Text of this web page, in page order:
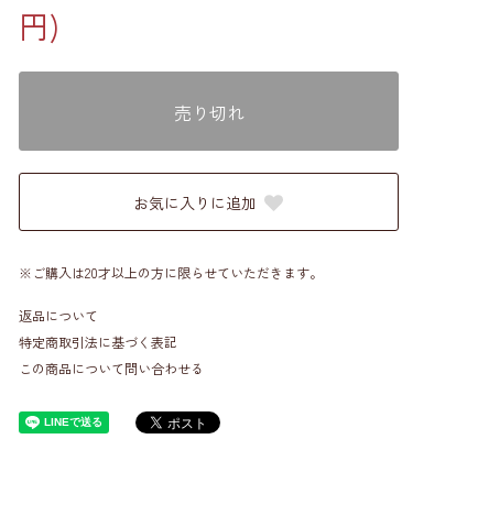
円)
売り切れ
お気に入りに追加
※ご購入は20才以上の方に限らせていただきます。
返品について
特定商取引法に基づく表記
この商品について問い合わせる